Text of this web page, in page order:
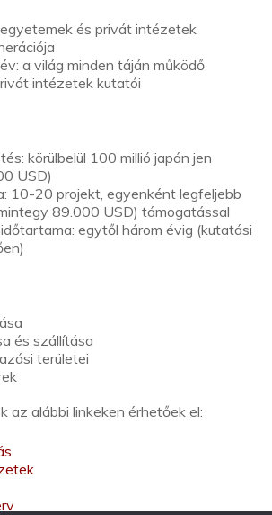
és privát intézetek
a világ minden táján működő
intézetek kutatói
körülbelül 100 millió japán jen
USD)
10-20 projekt, egyenként legfeljebb
89.000 USD) támogatással
egytől három évig (kutatási
és szállítása
területei
az alábbi linkeken érhetőek el: